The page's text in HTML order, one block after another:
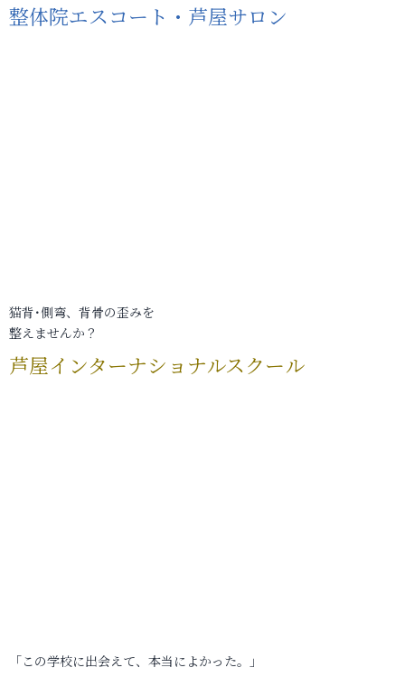
整体院エスコート・芦屋サロン
猫背･側弯、背骨の歪みを
整えませんか？
芦屋インターナショナルスクール
「この学校に出会えて、本当によかった。」